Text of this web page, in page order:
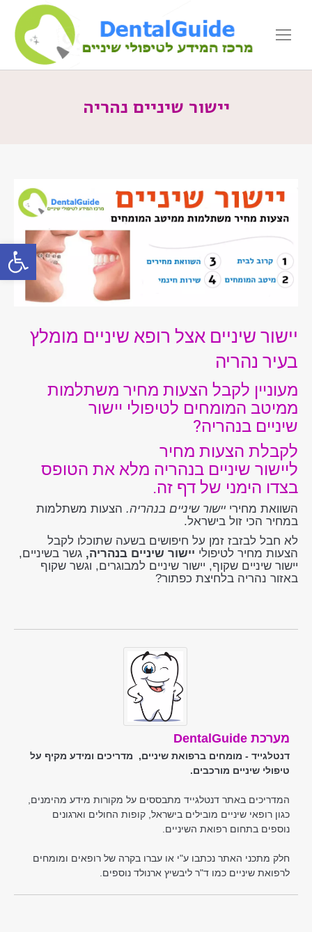
פתח
יישור שיניים נהריה
יישור שיניים אצל רופא שיניים מומלץ
בעיר נהריה
מעוניין לקבל הצעות מחיר משתלמות
ממיטב המומחים לטיפולי יישור
שיניים בנהריה?
לקבלת הצעות מחיר
ליישור שיניים בנהריה מלא את הטופס
בצדו הימני של דף זה.
השוואת מחירי יישור שיניים בנהריה. הצעות משתלמות
במחיר הכי זול בישראל.
לא חבל לבזבז זמן על חיפושים בשעה שתוכלו לקבל
הצעות מחיר לטיפולי יישור שיניים בנהריה, גשר בשיניים,
יישור שיניים שקוף, יישור שיניים למבוגרים, וגשר שקוף
באזור נהריה בלחיצת כפתור?
מערכת DentalGuide
דנטלגייד - מומחים ברפואת שיניים, מדריכים ומידע מקיף על
טיפולי שיניים מורכבים.
המדריכים באתר דנטלגייד מתבססים על מקורות מידע מהימנים,
כגון רופאי שיניים מובילים בישראל, קופות החולים וארגונים
נוספים בתחום רפואת השיניים.
חלק מתכני האתר נכתבו ע"י או עברו בקרה של רופאים ומומחים
לרפואת שיניים כמו ד"ר ליבשיץ ארנולד נוספים.